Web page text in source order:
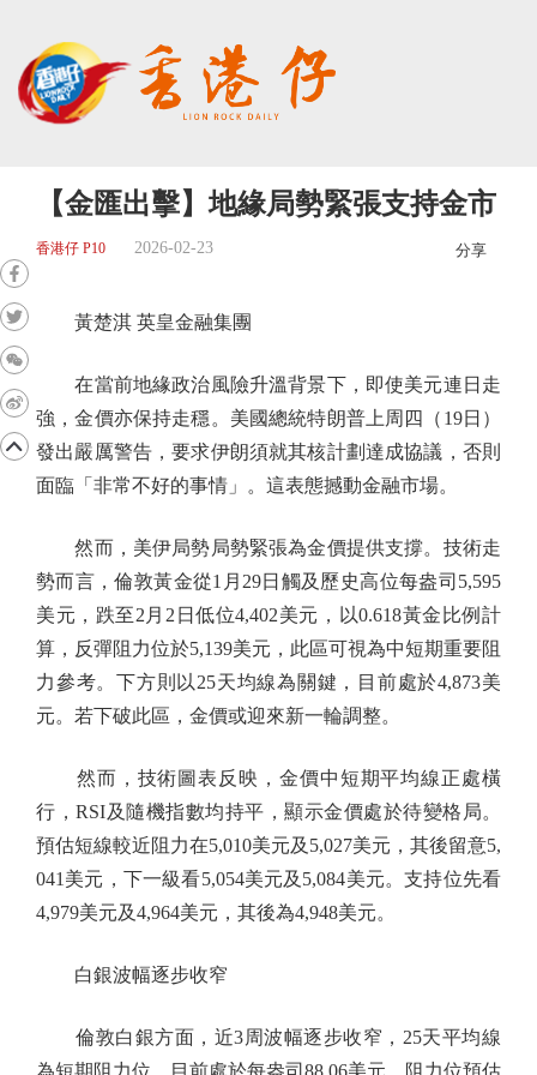
【金匯出擊】地緣局勢緊張支持金市
香港仔 P10 2026-02-23 分享
黃楚淇 英皇金融集團
在當前地緣政治風險升溫背景下，即使美元連日走
強，金價亦保持走穩。美國總統特朗普上周四（19日）
發出嚴厲警告，要求伊朗須就其核計劃達成協議，否則
面臨「非常不好的事情」。這表態撼動金融市場。
然而，美伊局勢局勢緊張為金價提供支撐。技術走
勢而言，倫敦黃金從1月29日觸及歷史高位每盎司5,595
美元，跌至2月2日低位4,402美元，以0.618黃金比例計
算，反彈阻力位於5,139美元，此區可視為中短期重要阻
力參考。下方則以25天均線為關鍵，目前處於4,873美
元。若下破此區，金價或迎來新一輪調整。
然而，技術圖表反映，金價中短期平均線正處橫
行，RSI及隨機指數均持平，顯示金價處於待變格局。
預估短線較近阻力在5,010美元及5,027美元，其後留意5,
041美元，下一級看5,054美元及5,084美元。支持位先看
4,979美元及4,964美元，其後為4,948美元。
白銀波幅逐步收窄
倫敦白銀方面，近3周波幅逐步收窄，25天平均線
為短期阻力位，目前處於每盎司88.06美元。阻力位預估